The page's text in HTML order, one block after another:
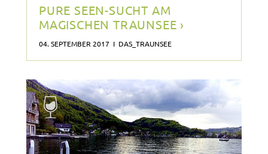
PURE SEEN-SUCHT AM
MAGISCHEN TRAUNSEE ›
04. SEPTEMBER 2017 I DAS_TRAUNSEE